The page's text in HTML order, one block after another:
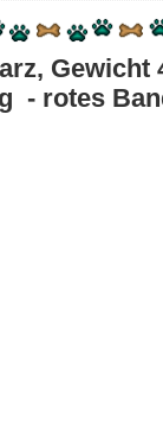
g - rotes